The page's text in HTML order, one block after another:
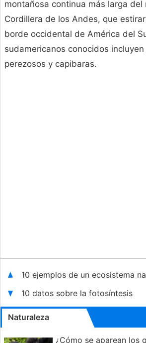
montañosa continua más larga del
Cordillera de los Andes, que
borde occidental de América del
sudamericanos conocidos incluyen
perezosos y capibaras.
10 ejemplos de un ecosistema
10 datos sobre la fotosíntesis
Naturaleza
¿Cómo se aparean los